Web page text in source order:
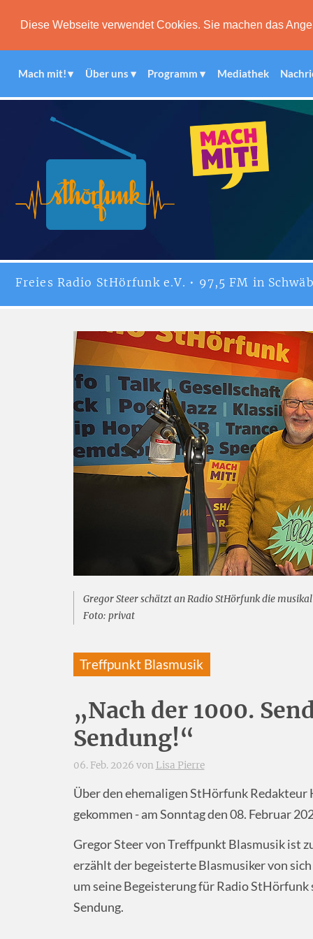
Diese Webseite verwendet Cookies. Sie machen das
Mach mit! Über uns Programm Mediathek
Freies Radio StHörfunke.V. • 97,5 FM in
Gregor Steer schätzt an Radio StHörfunk die
Foto: privat
Treffpunkt Blasmusik
„Nach der 1000.
Sendung!“
06. Feb. 2026 von Lisa Pierre
Über den ehemaligen StHörfunk Redakteur
gekommen - am Sonntag den 08. Februar
Gregor Steer von Treffpunkt Blasmusik ist
erzählt der begeisterte Blasmusiker von
um seine Begeisterung für Radio
Sendung.